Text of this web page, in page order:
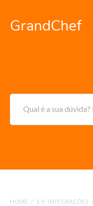
GrandChef
Qual é a sua
HOME / 1.9 - INTEGRAÇÕES /